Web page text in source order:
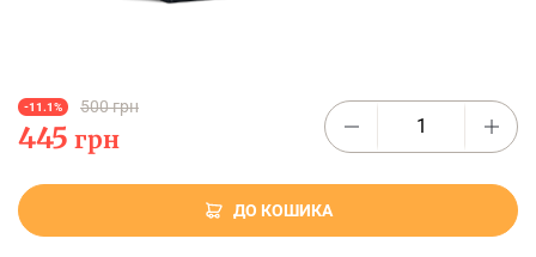
-11.1% 500 грн
445 грн
ДО КОШИКА